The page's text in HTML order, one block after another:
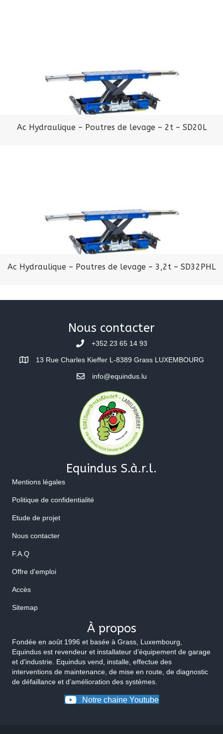
Ac Hydraulique – Poutres de levage – 2t – SD20L
Ac Hydraulique – Poutres de levage – 3,2t – SD32PHL
Nous contacter
+352 23 65 14 93
13 Rue Charles Kieffer L-8389 Grass LUXEMBOURG
info@equindus.lu
Equindus S.à.r.l.
Mentions légales
Politique de confidentialité
Etude de projet
Nous contacter
F.A.Q
Offre d'emploi
Accès
Sitemap
À propos
Fondée en août 1996 et basée à Grass, Luxembourg,
Equindus est revendeur et installateur d’équipement de garage
et d’industrie. Equindus vend, installe, effectue des
interventions de maintenance, de mise en route, de diagnostic
de défaillance et d’amélioration des systèmes.
Notre chaine Youtube